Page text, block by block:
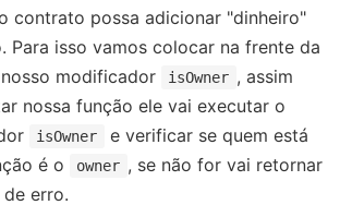
contrato possa adicionar "dinheiro"
Para isso vamos colocar na frente da
modificador
isOwner , assim
nossa função ele vai executar o
isOwner
e verificar se quem está
é o
owner , se não for vai retornar
de erro.